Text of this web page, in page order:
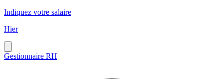
Indiquez votre salaire
Hier
Gestionnaire RH